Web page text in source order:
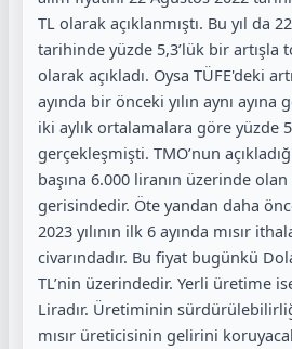
TL olarak açıklanmıştı. Bu yıl da
tarihinde yüzde 5,3’lük bir artışla
olarak açıkladı. Oysa TÜFE'deki
ayında bir önceki yılın aynı ayına
iki aylık ortalamalara göre yüzde
gerçekleşmişti. TMO’nun
başına 6.000 liranın üzerinde
gerisindedir. Öte yandan daha
2023 yılının ilk 6 ayında mısır
civarındadır. Bu fiyat bugünkü
TL’nin üzerindedir. Yerli üretime
Liradır. Üretiminin
mısır üreticisinin gelirini